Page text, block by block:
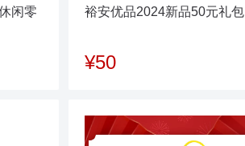
闲零 裕安优品2024新品50元礼包
¥50